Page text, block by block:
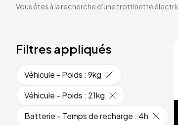
Vous êtes à la recherche d’une trottinette
Filtres appliqués
Véhicule - Poids : 9kg
Véhicule - Poids : 21kg
Batterie - Temps de recharge : 4h